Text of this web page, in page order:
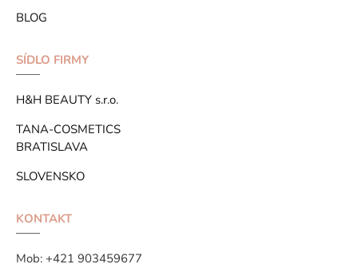
BLOG
SÍDLO FIRMY
H&H BEAUTY s.r.o.
TANA-COSMETICS
BRATISLAVA
SLOVENSKO
KONTAKT
Mob: +421 903459677